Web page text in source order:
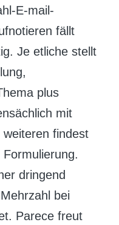
E-mail-
fällt
Je etliche stellt
plus
mit
findest
dringend
bei
Parece freut